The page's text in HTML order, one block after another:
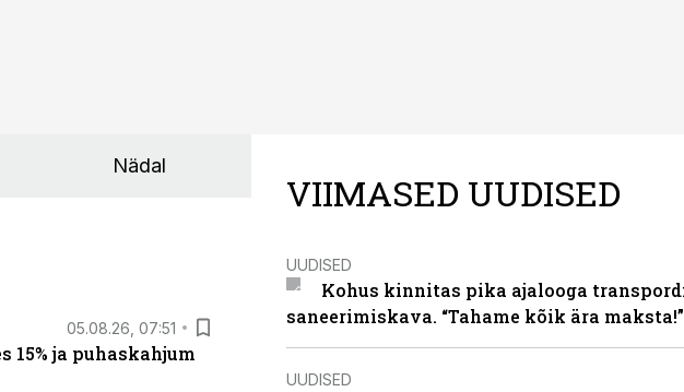
Nädal
05.08.26, 07:51
15% ja puhaskahjum
VIIMASED UUDISED
UUDISED
Kohus kinnitas pika ajalooga
saneerimiskava. “Tahame kõik ära maksta!”
UUDISED